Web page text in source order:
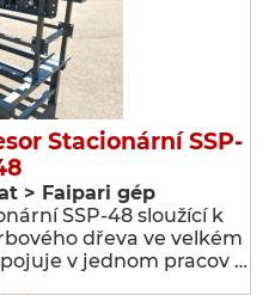
Stacionární SSP-
> Faipari gép
SSP-48 sloužící k
dřeva ve velkém
v jednom pracov …